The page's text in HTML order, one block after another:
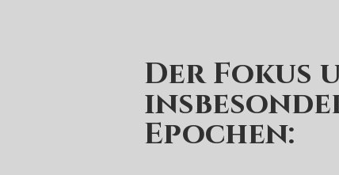
Der
Epochen: